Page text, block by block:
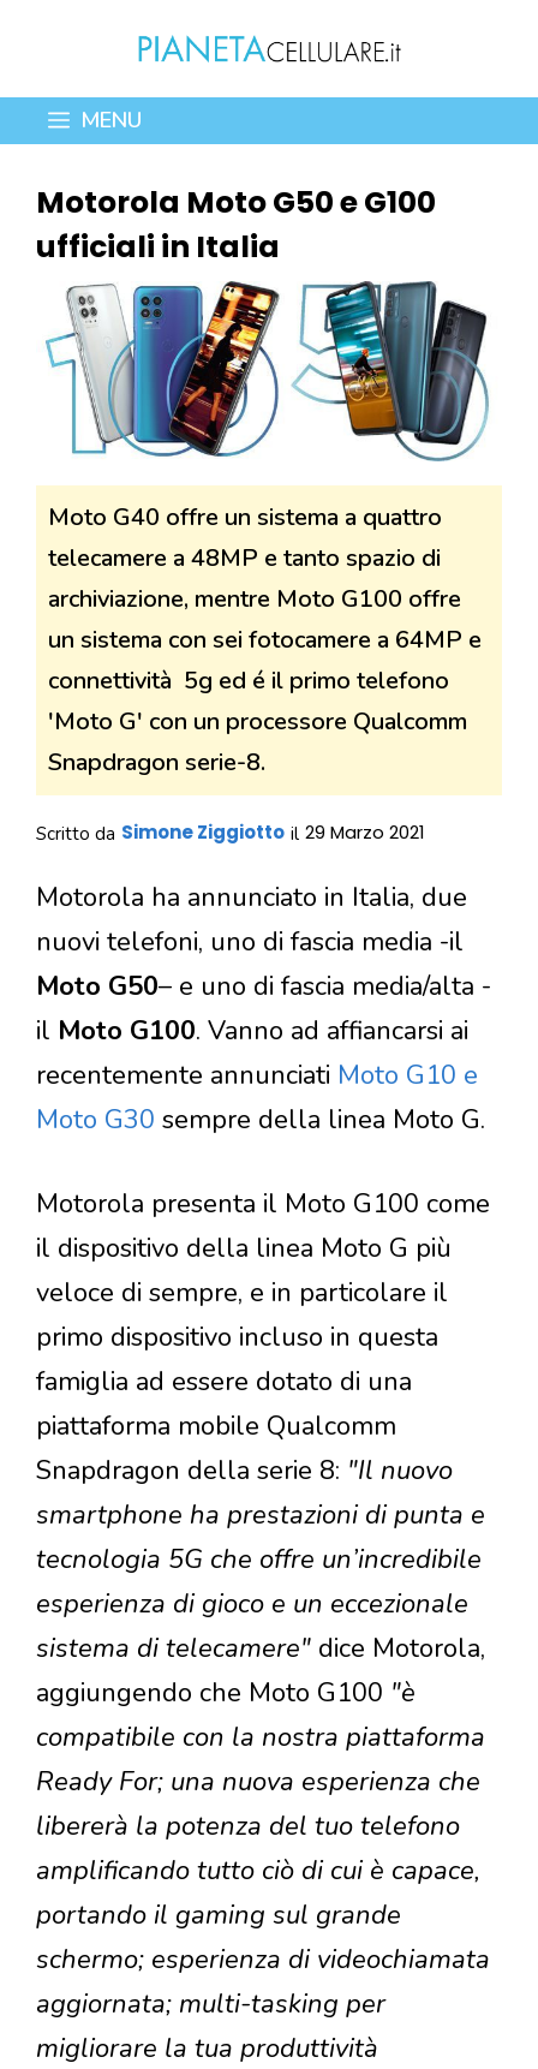
contenuto
MENU
Motorola Moto G50 e G100
ufficiali in Italia
Moto G40 offre un sistema a quattro
telecamere a 48MP e tanto spazio di
archiviazione, mentre Moto G100 offre
un sistema con sei fotocamere a 64MP e
connettività 5g ed é il primo telefono
'Moto G' con un processore Qualcomm
Snapdragon serie-8.
Scritto da Simone Ziggiotto il 29 Marzo 2021
Motorola ha annunciato in Italia, due
nuovi telefoni, uno di fascia media -il
Moto G50– e uno di fascia media/alta -
il Moto G100. Vanno ad affiancarsi ai
recentemente annunciati Moto G10 e
Moto G30 sempre della linea Moto G.
Motorola presenta il Moto G100 come
il dispositivo della linea Moto G più
veloce di sempre, e in particolare il
primo dispositivo incluso in questa
famiglia ad essere dotato di una
piattaforma mobile Qualcomm
Snapdragon della serie 8: "Il nuovo
smartphone ha prestazioni di punta e
tecnologia 5G che offre un’incredibile
esperienza di gioco e un eccezionale
sistema di telecamere" dice Motorola,
aggiungendo che Moto G100 "è
compatibile con la nostra piattaforma
Ready For; una nuova esperienza che
libererà la potenza del tuo telefono
amplificando tutto ciò di cui è capace,
portando il gaming sul grande
schermo; esperienza di videochiamata
aggiornata; multi-tasking per
migliorare la tua produttività